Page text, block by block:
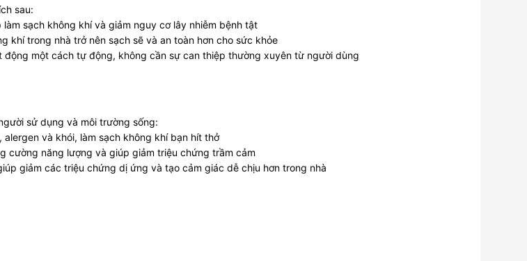
sau:
sạch không khí và giảm nguy cơ lây nhiễm bệnh tật
khí trong nhà trở nên sạch sẽ và an toàn hơn cho sức khỏe
một cách tự động, không cần sự can thiệp thường xuyên từ người dùng
sử dụng và môi trường sống:
và khói, làm sạch không khí bạn hít thở
cường năng lượng và giúp giảm triệu chứng trầm cảm
giảm các triệu chứng dị ứng và tạo cảm giác dễ chịu hơn trong nhà